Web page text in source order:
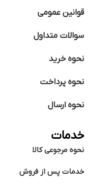
قوانین عمومی
سوالات متداول
نحوه خرید
نحوه پرداخت
نحوه ارسال
خدمات
نحوه مرجوعی کالا
خدمات پس از فروش